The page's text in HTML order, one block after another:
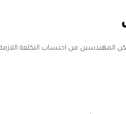
يمكن المهندسين من احتساب التكلفة